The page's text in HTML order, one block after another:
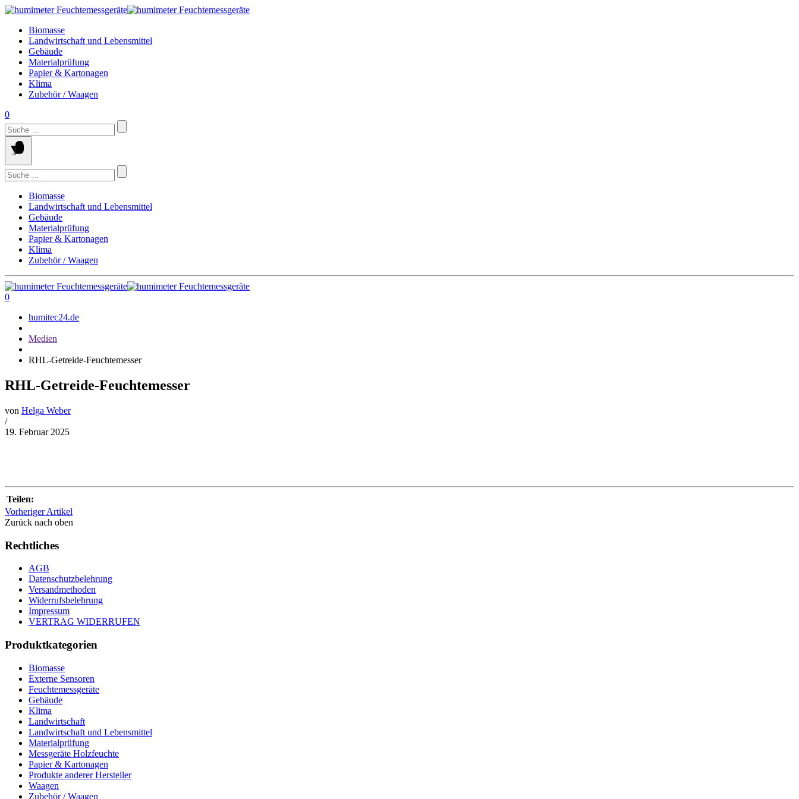
Springe
Inhalt
Biomasse
Landwirtschaft und Lebensmittel
Gebäude
Materialprüfung
Papier & Kartonagen
Klima
Zubehör / Waagen
0
Suchen
nach:
Suchen
nach:
Biomasse
Landwirtschaft und Lebensmittel
Gebäude
Materialprüfung
Papier & Kartonagen
Klima
Zubehör / Waagen
0
humitec24.de
Medien
RHL-Getreide-Feuchtemesser
RHL-Getreide-Feuchtemesser
von Helga Weber
/
19. Februar 2025
Teilen:
Vorheriger Artikel
Zurück nach oben
Rechtliches
AGB
Datenschutzbelehrung
Versandmethoden
Widerrufsbelehrung
Impressum
VERTRAG WIDERRUFEN
Produktkategorien
Biomasse
Externe Sensoren
Feuchtemessgeräte
Gebäude
Klima
Landwirtschaft
Landwirtschaft und Lebensmittel
Materialprüfung
Messgeräte Holzfeuchte
Papier & Kartonagen
Produkte anderer Hersteller
Waagen
Zubehör / Waagen